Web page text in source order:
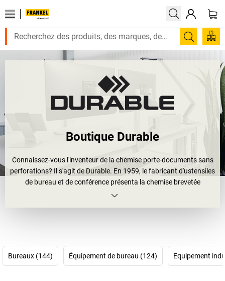
Boutique Durable
Connaissez-vous l'inventeur de la chemise porte-documents sans
perforations? Il s'agit de Durable. En 1959, le fabricant d'ustensiles
de bureau et de conférence présenta la chemise brevetée
DURACLIP®; le nom de ce produit à succès est devenu synonyme
à leur qualité, fonctionnalité, durabilité et design, répondent aux
exigences individuelles de tout un chacun. Ce n'est pas pour rien
Bureaux (144) Équipement de bureau (124) Equipement